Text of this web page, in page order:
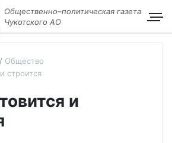
Общественно–политическая газета
Чукотского АО
Общество
строится
и